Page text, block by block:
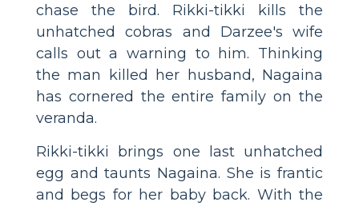
chase the bird. Rikki-tikki kills the
unhatched cobras and Darzee's wife
calls out a warning to him. Thinking
the man killed her husband, Nagaina
has cornered the entire family on the
veranda.
Rikki-tikki brings one last unhatched
egg and taunts Nagaina. She is frantic
and begs for her baby back. With the